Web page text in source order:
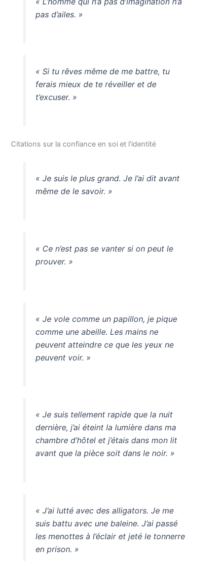
pas d’ailes. »
« Si tu rêves même de me battre, tu
ferais mieux de te réveiller et de
t’excuser. »
Citations sur la confiance en soi et l’identité
« Je suis le plus grand. Je l’ai dit avant
même de le savoir. »
« Ce n’est pas se vanter si on peut le
prouver. »
« Je vole comme un papillon, je pique
comme une abeille. Les mains ne
peuvent atteindre ce que les yeux ne
peuvent voir. »
« Je suis tellement rapide que la nuit
dernière, j’ai éteint la lumière dans ma
chambre d’hôtel et j’étais dans mon lit
avant que la pièce soit dans le noir. »
« J’ai lutté avec des alligators. Je me
suis battu avec une baleine. J’ai passé
les menottes à l’éclair et jeté le tonnerre
en prison. »